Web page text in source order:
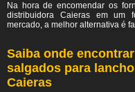
Na hora de encomendar os
distribuidora Caieras em um
mercado, a melhor alternativa é
Saiba onde
salgados para
Caieras